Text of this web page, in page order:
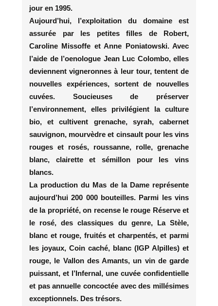
jour en 1995.
Aujourd’hui, l’exploitation du domaine est
assurée par les petites filles de Robert,
Caroline Missoffe et Anne Poniatowski. Avec
l’aide de l’oenologue Jean Luc Colombo, elles
deviennent vigneronnes à leur tour, tentent de
nouvelles expériences, sortent de nouvelles
cuvées. Soucieuses de préserver
l’environnement, elles privilégient la culture
bio, et cultivent grenache, syrah, cabernet
sauvignon, mourvèdre et cinsault pour les vins
rouges et rosés, roussanne, rolle, grenache
blanc, clairette et sémillon pour les vins
blancs.
La production du Mas de la Dame représente
aujourd’hui 200 000 bouteilles. Parmi les vins
de la propriété, on recense le rouge Réserve et
le rosé, des classiques du genre, La Stèle,
blanc et rouge, fruités et charpentés, et parmi
les joyaux, Coin caché, blanc (IGP Alpilles) et
rouge, le Vallon des Amants, un vin de garde
puissant, et l’Infernal, une cuvée confidentielle
et pas annuelle concoctée avec des millésimes
exceptionnels. Des trésors.